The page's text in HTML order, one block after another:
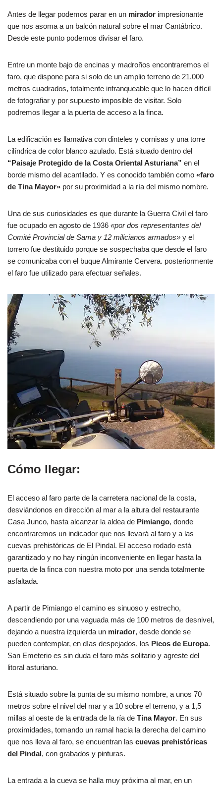
Antes de llegar podemos parar en un mirador impresionante
que nos asoma a un balcón natural sobre el mar Cantábrico.
Desde este punto podemos divisar el faro.
Entre un monte bajo de encinas y madroños encontraremos el
faro, que dispone para si solo de un amplio terreno de 21.000
metros cuadrados, totalmente infranqueable que lo hacen difícil
de fotografiar y por supuesto imposible de visitar. Solo
podremos llegar a la puerta de acceso a la finca.
La edificación es llamativa con dinteles y cornisas y una torre
cilíndrica de color blanco azulado. Está situado dentro del
“Paisaje Protegido de la Costa Oriental Asturiana” en el
borde mismo del acantilado. Y es conocido también como «faro
de Tina Mayor» por su proximidad a la ría del mismo nombre.
Una de sus curiosidades es que durante la Guerra Civil el faro
fue ocupado en agosto de 1936 «por dos representantes del
Comité Provincial de Sama y 12 milicianos armados» y el
torrero fue destituido porque se sospechaba que desde el faro
se comunicaba con el buque Almirante Cervera. posteriormente
el faro fue utilizado para efectuar señales.
Cómo llegar:
El acceso al faro parte de la carretera nacional de la costa,
desviándonos en dirección al mar a la altura del restaurante
Casa Junco, hasta alcanzar la aldea de Pimiango, donde
encontraremos un indicador que nos llevará al faro y a las
cuevas prehistóricas de El Pindal. El acceso rodado está
garantizado y no hay ningún inconveniente en llegar hasta la
puerta de la finca con nuestra moto por una senda totalmente
asfaltada.
A partir de Pimiango el camino es sinuoso y estrecho,
descendiendo por una vaguada más de 100 metros de desnivel,
dejando a nuestra izquierda un mirador, desde donde se
pueden contemplar, en días despejados, los Picos de Europa.
San Emeterio es sin duda el faro más solitario y agreste del
litoral asturiano.
Está situado sobre la punta de su mismo nombre, a unos 70
metros sobre el nivel del mar y a 10 sobre el terreno, y a 1,5
millas al oeste de la entrada de la ría de Tina Mayor. En sus
proximidades, tomando un ramal hacia la derecha del camino
que nos lleva al faro, se encuentran las cuevas prehistóricas
del Pindal, con grabados y pinturas.
La entrada a la cueva se halla muy próxima al mar, en un